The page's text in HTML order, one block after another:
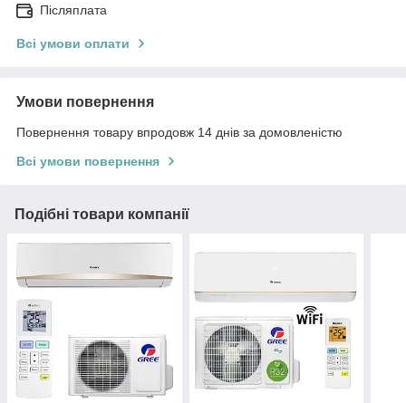
Післяплата
Всі умови оплати
Умови повернення
Повернення товару впродовж 14 днів за домовленістю
Всі умови повернення
Подібні товари компанії